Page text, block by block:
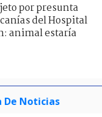
por presunta
del Hospital
animal estaría
De Noticias